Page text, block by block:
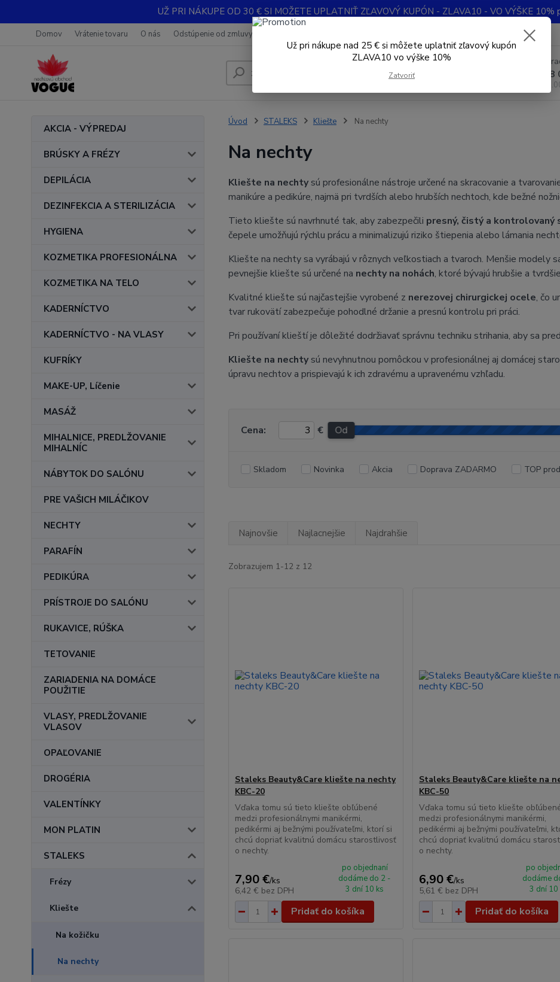
UŽ PRI NÁKUPE OD 30 € SI MOŽETE UPLATNIŤ ZĽAVOVÝ KUPÓN - ZLAVA10 - VO VÝŠKE
Domov Vrátenie tovaru O nás Odstúpenie od zmluvy
Hľadať
Neviete si
+421
Denne od
AKCIA - VÝPREDAJ
BRÚSKY A FRÉZY
DEPILÁCIA
DEZINFEKCIA A STERILIZÁCIA
HYGIENA
KOZMETIKA PROFESIONÁLNA
KOZMETIKA NA TELO
KADERNÍCTVO
KADERNÍCTVO - NA VLASY
KUFRÍKY
MAKE-UP, Líčenie
MASÁŽ
MIHALNICE, PREDLŽOVANIE
MIHALNÍC
NÁBYTOK DO SALÓNU
PRE VAŠICH MILÁČIKOV
NECHTY
PARAFÍN
PEDIKÚRA
PRÍSTROJE DO SALÓNU
RUKAVICE, RÚŠKA
TETOVANIE
ZARIADENIA NA DOMÁCE
POUŽITIE
VLASY, PREDLŽOVANIE
VLASOV
OPAĽOVANIE
DROGÉRIA
VALENTÍNKY
MON PLATIN
STALEKS
Frézy
Kliešte
Na kožičku
Na nechty
Úvod STALEKS Kliešte Na nechty
Na nechty
Kliešte na nechtysú profesionálne nástroje určené na skracovanie a
manikúre a pedikúre, najmä pri tvrdších alebo hrubších nechtoch, kde bežné
Tieto kliešte sú navrhnuté tak, aby zabezpečili presný, čistý a kontrolovaný
čepele umožňujú rýchlu prácu a minimalizujú riziko štiepenia alebo lámania
Kliešte na nechty sa vyrábajú v rôznych veľkostiach a tvaroch. Menšie modely
pevnejšie kliešte sú určené na nechty na nohách, ktoré bývajú hrubšie a
Kvalitné kliešte sú najčastejšie vyrobené z nerezovej chirurgickej ocele, čo
tvar rukovätí zabezpečuje pohodlné držanie a presnú kontrolu pri práci.
Pri používaní klieští je dôležité dodržiavať správnu techniku strihania, aby sa
Kliešte na nechtysú nevyhnutnou pomôckou v profesionálnej aj domácej
úpravu nechtov a prispievajú k ich zdravému a upravenému vzhľadu.
Cena: € Od
Skladom Novinka Akcia Doprava ZADARMO TOP
Najnovšie Najlacnejšie Najdrahšie
Zobrazujem 1-12 z 12
Staleks Beauty&Care kliešte na nechty
KBC-20
Vďaka tomu sú tieto kliešte obľúbené
medzi profesionálnymi manikérmi,
pedikérmi aj bežnými používateľmi, ktorí si
chcú dopriať kvalitnú domácu starostlivosť
o nechty.
7,90 €/ks
6,42 € bez DPH
po objednaní
dodáme do 2 -
3 dní 10 ks
Pridať do košíka
Staleks Beauty&Care kliešte na
KBC-50
Vďaka tomu sú tieto kliešte
medzi profesionálnymi manikérmi,
pedikérmi aj bežnými používateľmi,
chcú dopriať kvalitnú domácu
o nechty.
6,90 €/ks
5,61 € bez DPH
po
dodáme
3 dní 10
Pridať do košíka
Už pri nákupe nad 25 € si môžete uplatniť zľavový kupón
ZLAVA10 vo výške 10%
Zatvoriť